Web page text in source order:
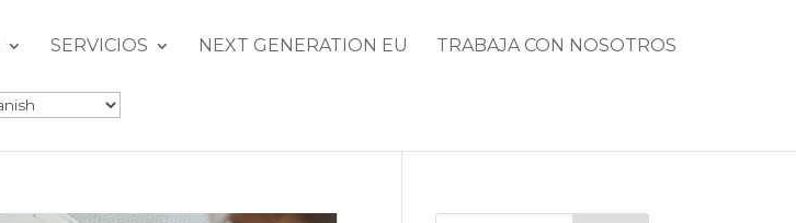
SERVICIOS NEXT GENERATION EU TRABAJA CON NOSOTROS